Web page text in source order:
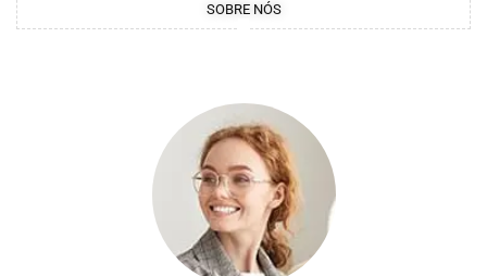
SOBRE NÓS